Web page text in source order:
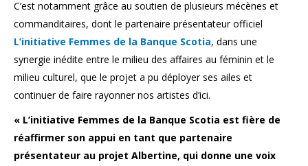
C’est notamment grâce au soutien de plusieurs mécènes et
commanditaires, dont le partenaire présentateur officiel
L’initiative Femmes de la Banque Scotia, dans une
synergie inédite entre le milieu des affaires au féminin et le
milieu culturel, que le projet a pu déployer ses ailes et
continuer de faire rayonner nos artistes d’ici.
« L’initiative Femmes de la Banque Scotia est fière de
réaffirmer son appui en tant que partenaire
présentateur au projet Albertine, qui donne une voix